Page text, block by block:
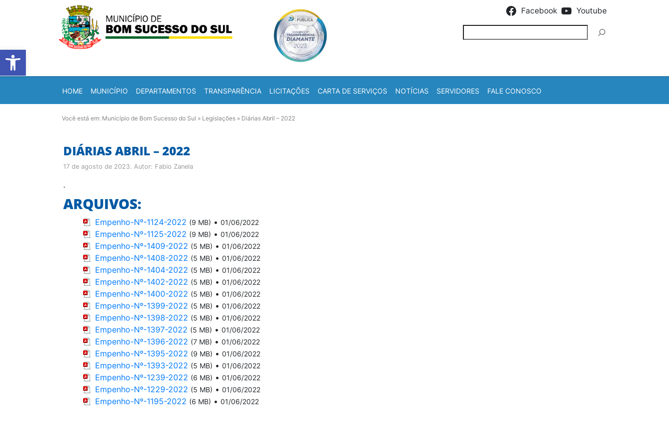
Barra de Ferramentas Aberta
Facebook Youtube
HOME MUNICÍPIO DEPARTAMENTOS TRANSPARÊNCIA LICITAÇÕES CARTA DE SERVIÇOS NOTÍCIAS SERVIDORES FALE CONOSCO
Você está em: Município de Bom Sucesso do Sul » Legislações » Diárias Abril – 2022
DIÁRIAS ABRIL – 2022
17 de agosto de 2023. Autor: Fabio Zanela
.
ARQUIVOS:
Empenho-Nº-1124-2022 (9 MB) • 01/06/2022
Empenho-Nº-1125-2022 (9 MB) • 01/06/2022
Empenho-Nº-1409-2022 (5 MB) • 01/06/2022
Empenho-Nº-1408-2022 (5 MB) • 01/06/2022
Empenho-Nº-1404-2022 (5 MB) • 01/06/2022
Empenho-Nº-1402-2022 (5 MB) • 01/06/2022
Empenho-Nº-1400-2022 (5 MB) • 01/06/2022
Empenho-Nº-1399-2022 (5 MB) • 01/06/2022
Empenho-Nº-1398-2022 (5 MB) • 01/06/2022
Empenho-Nº-1397-2022 (5 MB) • 01/06/2022
Empenho-Nº-1396-2022 (7 MB) • 01/06/2022
Empenho-Nº-1395-2022 (9 MB) • 01/06/2022
Empenho-Nº-1393-2022 (5 MB) • 01/06/2022
Empenho-Nº-1239-2022 (6 MB) • 01/06/2022
Empenho-Nº-1229-2022 (5 MB) • 01/06/2022
Empenho-Nº-1195-2022 (6 MB) • 01/06/2022